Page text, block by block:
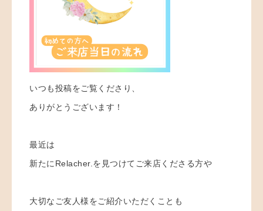
いつも投稿をご覧くださり、
ありがとうございます！
最近は
新たにRelacher.を見つけてご来店くださる方や
大切なご友人様をご紹介いただくことも